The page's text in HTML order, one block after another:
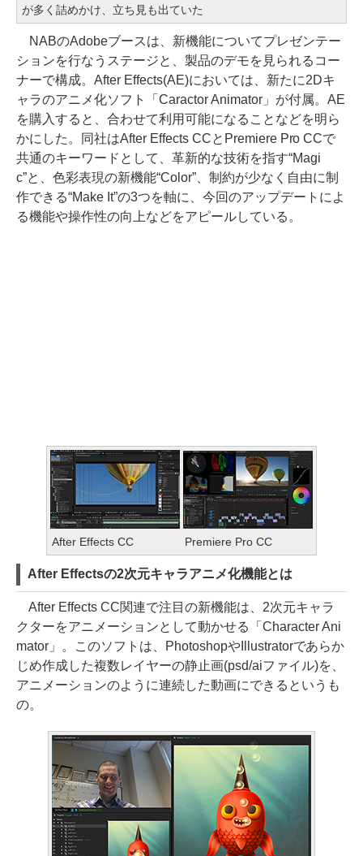
が多く詰めかけ、立ち見も出ていた
NABのAdobeブースは、新機能についてプレゼンテー
ションを行なうステージと、製品のデモを見られるコー
ナーで構成。After Effects(AE)においては、新たに2Dキ
ャラのアニメ化ソフト「Caractor Animator」が付属。AE
を購入すると、合わせて利用可能になることなどを明ら
かにした。同社はAfter Effects CCとPremiere Pro CCで
共通のキーワードとして、革新的な技術を指す“Magi
c”と、色彩表現の新機能“Color”、制約が少なく自由に制
作できる“Make It”の3つを軸に、今回のアップデートによ
る機能や操作性の向上などをアピールしている。
After Effects CC Premiere Pro CC
After Effectsの2次元キャラアニメ化機能とは
After Effects CC関連で注目の新機能は、2次元キャラ
クターをアニメーションとして動かせる「Character Ani
mator」。このソフトは、PhotoshopやIllustratorであらか
じめ作成した複数レイヤーの静止画(psd/aiファイル)を、
アニメーションのように連続した動画にできるというも
の。